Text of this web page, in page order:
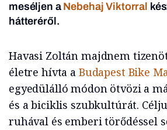
meséljen a Nebehaj Viktorral
hátteréről.
Havasi Zoltán majdnem
életre hívta a Budapest Bike
egyedülálló módon ötvözi a
és a biciklis szubkultúrát.
ruhával és emberi törődéssel